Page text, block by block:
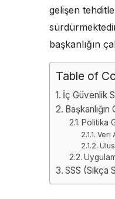
gelişen
başkanlığın
Table of
İç Güvenlik
Politika
Veri
SSS (Sıkça